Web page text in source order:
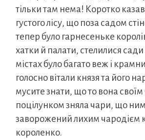
тільки там нема! Коротко
густого лісу, що поза садом
тепер було гарнесеньке
хатки й палати, стелилися
містах було багато веж і
голосно вітали князя та його
мусите знати, що то вона
поцілунком зняла чари, що
заворожений лихим чародієм
короленко.